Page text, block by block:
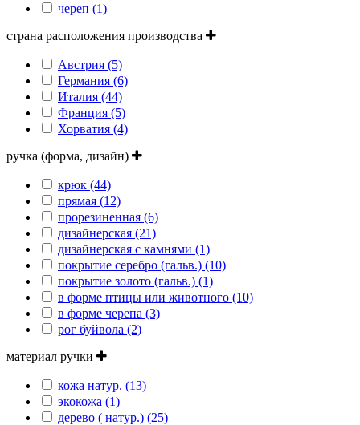
череп (1)
страна расположения производства
Австрия (5)
Германия (6)
Италия (44)
Франция (5)
Хорватия (4)
ручка (форма, дизайн)
крюк (44)
прямая (12)
прорезиненная (6)
дизайнерская (21)
дизайнерская с камнями (1)
покрытие серебро (гальв.) (10)
покрытие золото (гальв.) (1)
в форме птицы или животного (10)
в форме черепа (3)
рог буйвола (2)
материал ручки
кожа натур. (13)
экокожа (1)
дерево ( натур.) (25)